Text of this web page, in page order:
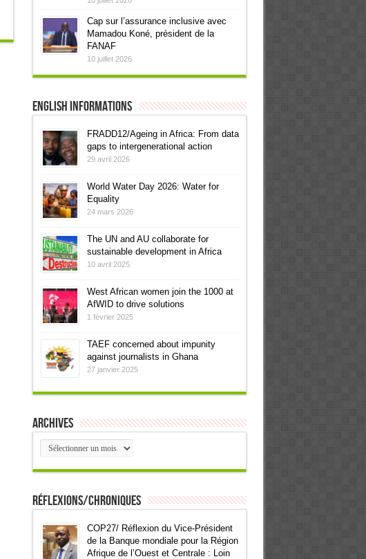
Cap sur l’assurance inclusive avec
Mamadou Koné, président de la
FANAF
10 juillet 2026
English informations
FRADD12/Ageing in Africa: From data
gaps to intergenerational action
29 avril 2026
World Water Day 2026: Water for
Equality
24 mars 2026
The UN and AU collaborate for
sustainable development in Africa
10 avril 2025
West African women join the 1000 at
AfWID to drive solutions
1 février 2025
TAEF concerned about impunity
against journalists in Ghana
27 janvier 2025
Archives
Archives
Réflexions/Chroniques
COP27/ Réflexion du Vice-Président
de la Banque mondiale pour la Région
Afrique de l’Ouest et Centrale : Loin